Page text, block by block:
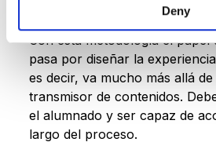
Deny
Con esta metodología el
pasa por diseñar la
es decir, va mucho más allá
transmisor de contenidos.
el alumnado y ser capaz de
largo del proceso.